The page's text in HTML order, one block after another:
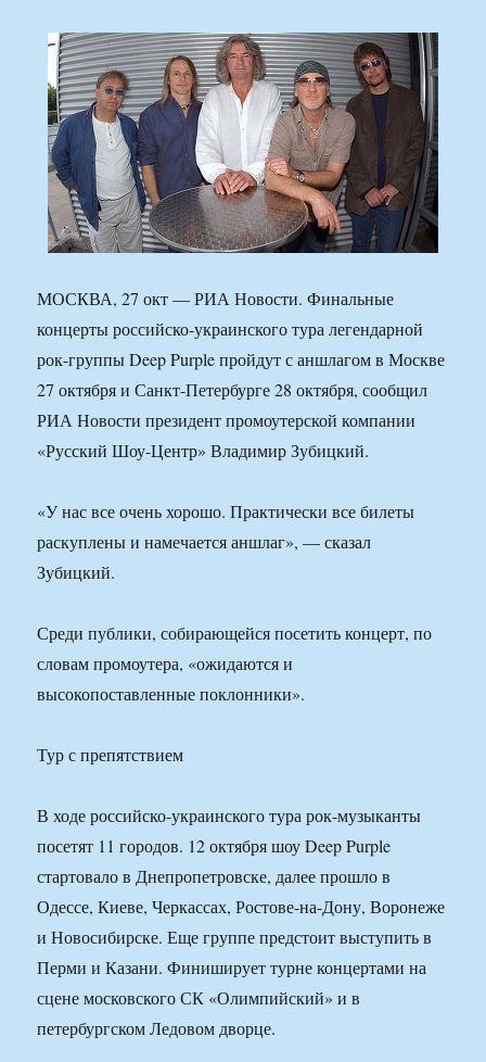
МОСКВА, 27 окт — РИА Новости. Финальные
концерты российско-украинского тура легендарной
рок-группы Deep Purple пройдут с аншлагом в Москве
27 октября и Санкт-Петербурге 28 октября, сообщил
РИА Новости президент промоутерской компании
«Русский Шоу-Центр» Владимир Зубицкий.
«У нас все очень хорошо. Практически все билеты
раскуплены и намечается аншлаг», — сказал
Зубицкий.
Среди публики, собирающейся посетить концерт, по
словам промоутера, «ожидаются и
высокопоставленные поклонники».
Тур с препятствием
В ходе российско-украинского тура рок-музыканты
посетят 11 городов. 12 октября шоу Deep Purple
стартовало в Днепропетровске, далее прошло в
Одессе, Киеве, Черкассах, Ростове-на-Дону, Воронеже
и Новосибирске. Еще группе предстоит выступить в
Перми и Казани. Финиширует турне концертами на
сцене московского СК «Олимпийский» и в
петербургском Ледовом дворце.